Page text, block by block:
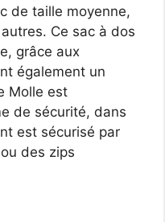
de taille moyenne,
Ce sac à dos
grâce aux
également un
Molle est
de sécurité, dans
est sécurisé par
des zips